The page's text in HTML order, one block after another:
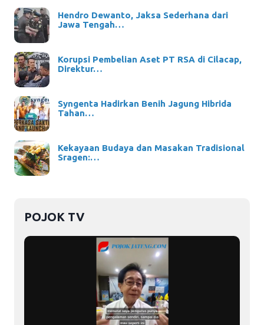
Hendro Dewanto, Jaksa Sederhana dari
Jawa Tengah…
Korupsi Pembelian Aset PT RSA di Cilacap,
Direktur…
Syngenta Hadirkan Benih Jagung Hibrida
Tahan…
Kekayaan Budaya dan Masakan Tradisional
Sragen:…
POJOK TV